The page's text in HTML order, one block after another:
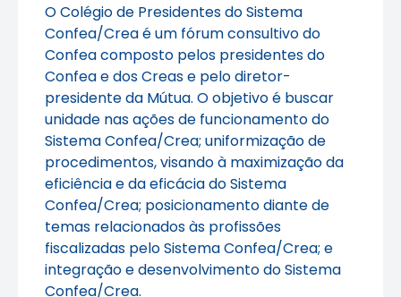
O Colégio de Presidentes do Sistema
Confea/Crea é um fórum consultivo do
Confea composto pelos presidentes do
Confea e dos Creas e pelo diretor-
presidente da Mútua. O objetivo é buscar
unidade nas ações de funcionamento do
Sistema Confea/Crea; uniformização de
procedimentos, visando à maximização da
eficiência e da eficácia do Sistema
Confea/Crea; posicionamento diante de
temas relacionados às profissões
fiscalizadas pelo Sistema Confea/Crea; e
integração e desenvolvimento do Sistema
Confea/Crea.